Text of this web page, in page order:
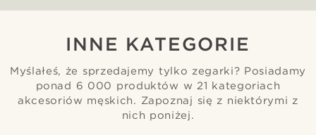
INNE KATEGORIE
Myślałeś, że sprzedajemy tylko zegarki? Posiadamy
ponad 6 000 produktów w 21 kategoriach
akcesoriów męskich. Zapoznaj się z niektórymi z
nich poniżej.